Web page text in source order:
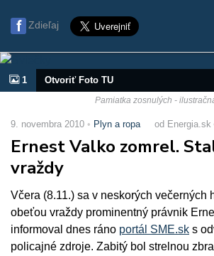
Zdieľaj
1 Otvoriť Foto TU
Pamiatka zosnulých -
9. novembra 2010 Plyn a ropa od Energia.sk
Ernest Valko zomrel.
vraždy
Včera (8.11.) sa v neskorých večerných
obeťou vraždy prominentný právnik
informoval dnes ráno portál SME.sk s
policajné zdroje. Zabitý bol strelnou